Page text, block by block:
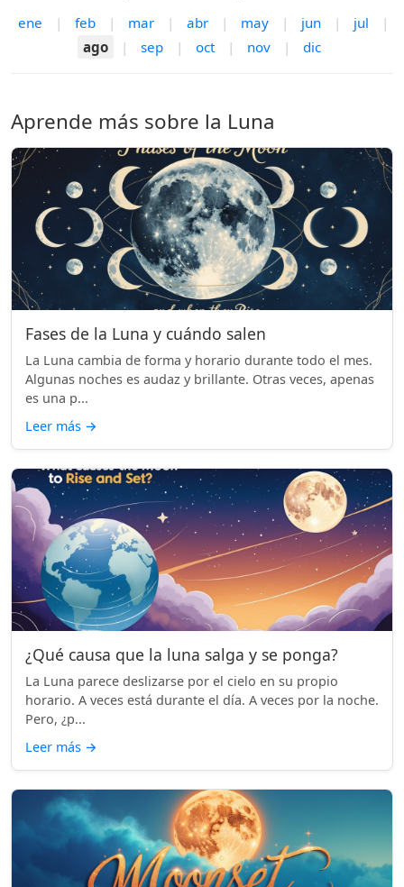
ene | feb | mar | abr | may | jun | jul
|
ago
| sep | oct | nov | dic
Aprende más sobre la Luna
Fases de la Luna y cuándo salen
La Luna cambia de forma y horario durante todo el mes.
Algunas noches es audaz y brillante. Otras veces, apenas
es una p...
Leer más →
¿Qué causa que la luna salga y se ponga?
La Luna parece deslizarse por el cielo en su propio
horario. A veces está durante el día. A veces por la noche.
Pero, ¿p...
Leer más →